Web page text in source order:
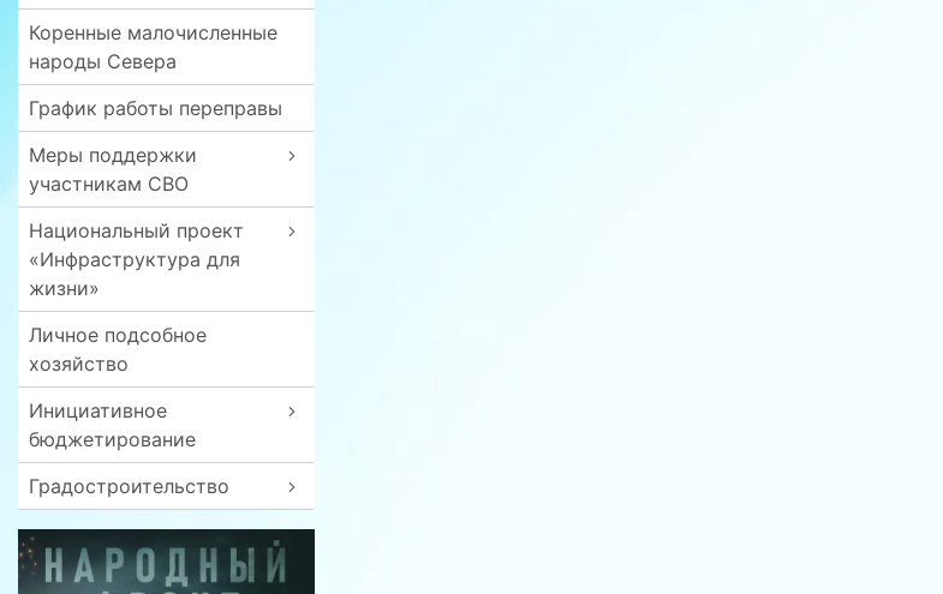
Коренные малочисленные
народы Севера
График работы переправы
Меры поддержки
участникам СВО
Национальный проект
«Инфраструктура для
жизни»
Личное подсобное
хозяйство
Инициативное
бюджетирование
Градостроительство